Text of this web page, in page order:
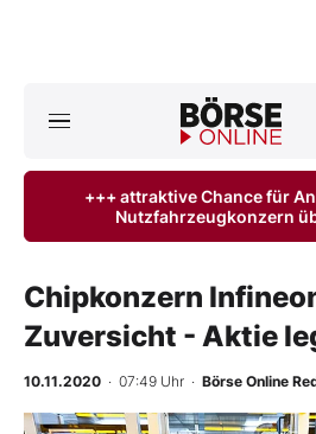
ktuelle Ausgabe BÖRSE
Anlageprodukte
Finanz-Check
+++ attraktive Chance für
Nutzfahrzeugkonzern
Chipkonzern
Zuversicht - Aktie
10.11.2020 · 07:49 Uhr · Börse Online